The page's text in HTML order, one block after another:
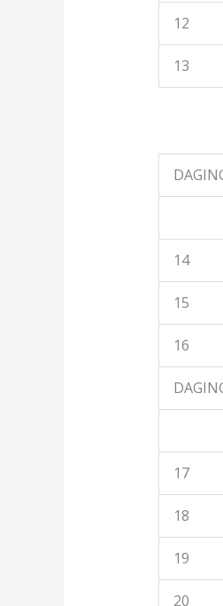
12
13
14
15
16
17
18
19
20